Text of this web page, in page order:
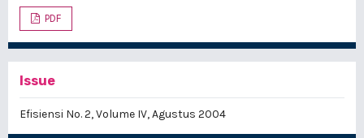
PDF
Issue
Efisiensi No. 2, Volume IV, Agustus 2004